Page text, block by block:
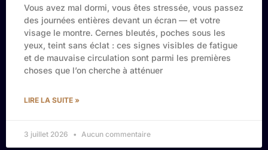
Vous avez mal dormi, vous êtes stressée, vous passez
des journées entières devant un écran — et votre
visage le montre. Cernes bleutés, poches sous les
yeux, teint sans éclat : ces signes visibles de fatigue
et de mauvaise circulation sont parmi les premières
choses que l’on cherche à atténuer
LIRE LA SUITE »
3 juillet 2026 Aucun commentaire